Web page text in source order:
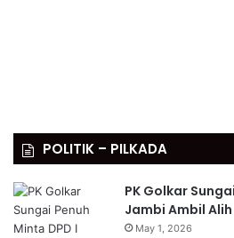
POLITIK – PILKADA
PK Golkar
Jambi Ambil
May 1, 2026